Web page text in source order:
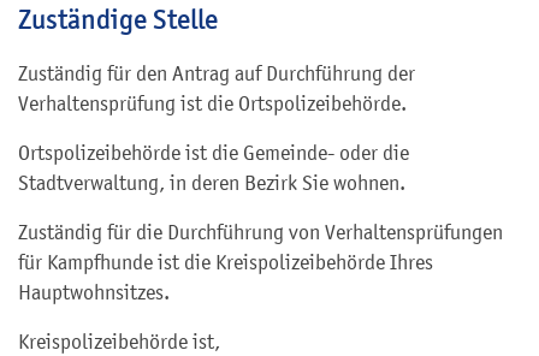
Zuständige Stelle
Zuständig für den Antrag auf Durchführung der
Verhaltensprüfung ist die Ortspolizeibehörde.
Ortspolizeibehörde ist die Gemeinde- oder die
Stadtverwaltung, in deren Bezirk Sie wohnen.
Zuständig für die Durchführung von Verhaltensprüfungen
für Kampfhunde ist die Kreispolizeibehörde Ihres
Hauptwohnsitzes.
Kreispolizeibehörde ist,